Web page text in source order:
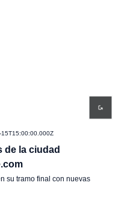
15T15:00:00.000Z
de la ciudad
su tramo final con nuevas